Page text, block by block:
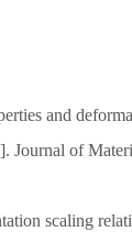
and
Journal of
scaling